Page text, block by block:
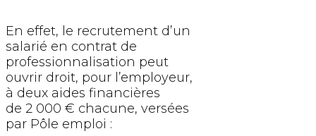
En effet, le recrutement d’un
salarié en contrat de
professionnalisation peut
ouvrir droit, pour l’employeur,
à deux aides financières
de 2 000 € chacune, versées
par Pôle emploi :